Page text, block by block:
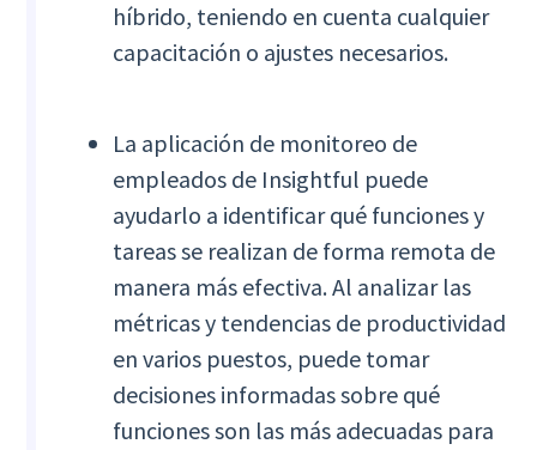
híbrido, teniendo en cuenta cualquier
capacitación o ajustes necesarios.
La aplicación de monitoreo de
empleados de Insightful puede
ayudarlo a identificar qué funciones y
tareas se realizan de forma remota de
manera más efectiva. Al analizar las
métricas y tendencias de productividad
en varios puestos, puede tomar
decisiones informadas sobre qué
funciones son las más adecuadas para